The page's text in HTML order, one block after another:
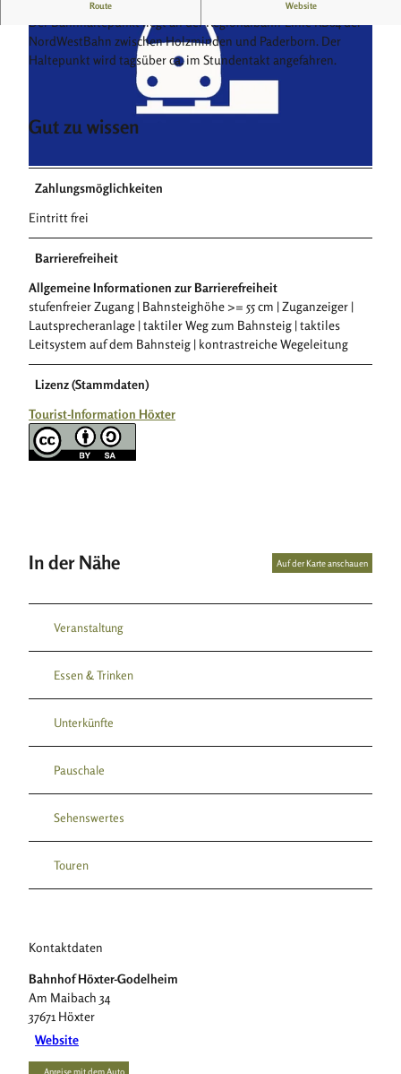
© Marie Althaus |CC-BY-SA
Route Website
Der Bahnhaltepunkt liegt an der Regionalbahn-Linie RB84 der
NordWestBahn zwischen Holzminden und Paderborn. Der
Haltepunkt wird tagsüber ca. im Stundentakt angefahren.
Gut zu wissen
Zahlungsmöglichkeiten
Eintritt frei
Barrierefreiheit
Allgemeine Informationen zur Barrierefreiheit
stufenfreier Zugang | Bahnsteighöhe >= 55 cm | Zuganzeiger |
Lautsprecheranlage | taktiler Weg zum Bahnsteig | taktiles
Leitsystem auf dem Bahnsteig | kontrastreiche Wegeleitung
Lizenz (Stammdaten)
Tourist-Information Höxter
In der Nähe Auf der Karte anschauen
Veranstaltung
Essen & Trinken
Unterkünfte
Pauschale
Sehenswertes
Touren
Kontaktdaten
Bahnhof Höxter-Godelheim
Am Maibach 34
37671 Höxter
Website
Anreise mit dem Auto